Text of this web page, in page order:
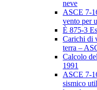
neve
ASCE 7-
vento per
È 875-3
Carichi di
terra –
Calcolo
1991
ASCE 7-
sismico